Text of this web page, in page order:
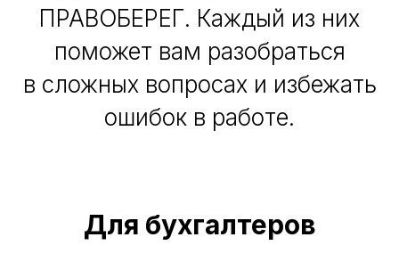
ПРАВОБЕРЕГ. Каждый из них
поможет вам разобраться
в сложных вопросах и избежать
ошибок в работе.
Для бухгалтеров